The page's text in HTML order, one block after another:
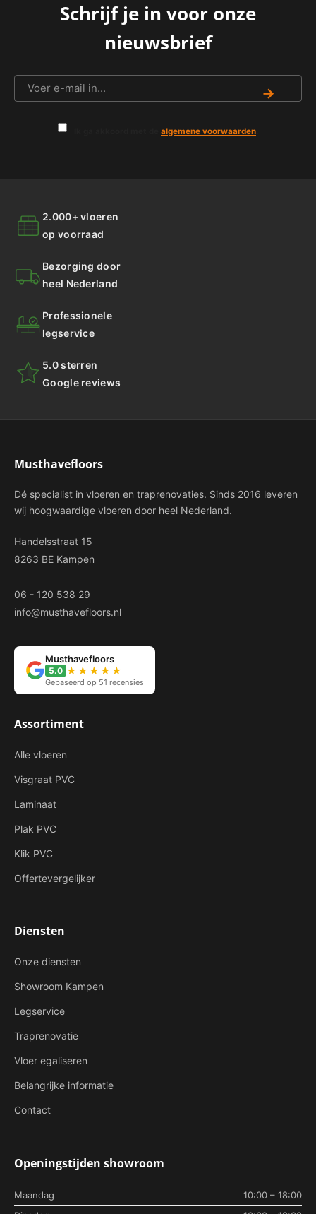
Schrijf je in voor onze
nieuwsbrief
→
algemene voorwaarden
2.000+ vloeren
op voorraad
Bezorging door
heel Nederland
Professionele
legservice
5.0 sterren
Google reviews
Musthavefloors
Dé specialist in vloeren en traprenovaties. Sinds 2016 leveren
wij hoogwaardige vloeren door heel Nederland.
Handelsstraat 15
8263 BE Kampen
06 - 120 538 29
info@musthavefloors.nl
Musthavefloors
5.0 ★★★★★
Gebaseerd op 51 recensies
Assortiment
Alle vloeren
Visgraat PVC
Laminaat
Plak PVC
Klik PVC
Offertevergelijker
Diensten
Onze diensten
Showroom Kampen
Legservice
Traprenovatie
Vloer egaliseren
Belangrijke informatie
Contact
Openingstijden showroom
Maandag
10:00 – 18:00